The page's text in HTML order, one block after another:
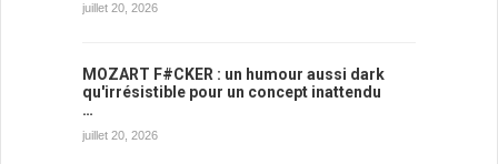
juillet 20, 2026
MOZART F#CKER : un humour aussi dark
qu'irrésistible pour un concept inattendu
…
juillet 20, 2026